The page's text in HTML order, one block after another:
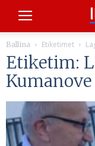
Ballina Etiketimet
Etiketim:
Kumanove